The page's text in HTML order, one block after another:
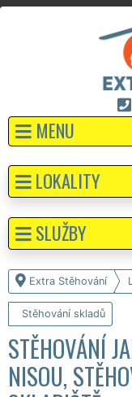
MENU
Extra Stěhování
Stěhování skladů
STĚHOVÁNÍ
NISOU,
LOKALITY
SLUŽBY